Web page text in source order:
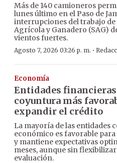
Más de 140 camioneros
lunes último en el Paso de
interrupciones del trabajo de
Agrícola y Ganadero (SAG)
vientos fuertes.
Agosto 7, 2026 03:26 p. m. ·
Economía
Entidades financieras
coyuntura más
expandir el crédito
La mayoría de las entidades
económico es favorable
y mantiene expectativas
meses, aunque sin
evaluación.